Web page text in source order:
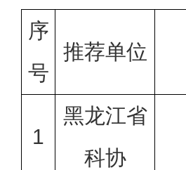
序
号
推荐单位
1
黑龙江省
科协